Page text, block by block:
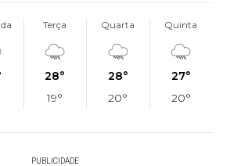
Terça
28°
19°
Quarta
28°
20°
Quinta
27°
20°
PUBLICIDADE